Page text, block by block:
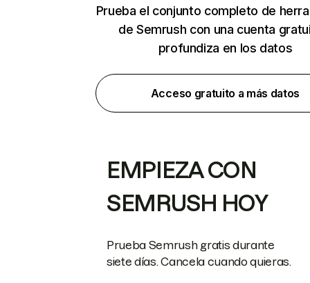
Prueba el conjunto completo de
de Semrush con una cuenta
profundiza en los datos
Acceso gratuito a más datos
EMPIEZA CON
SEMRUSH HOY
Prueba Semrush gratis durante
siete días. Cancela cuando quieras.